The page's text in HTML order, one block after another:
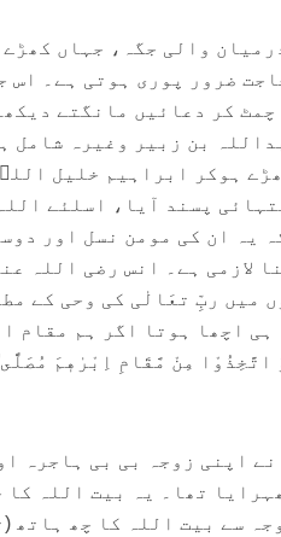
والی جگہ، جہاں
ضرور پوری ہوتی ہے۔ اس
کر دعائیں مانگتے
بن زبیر وغیرہ شامل
ہوکر ابراہیم خلیل
پسند آیا، اسلئے
یہ ان کی مومن نسل اور
لازمی ہے۔ انس رضی اللہ
میں ربِّ تعَالٰی کی وحی کے
ہی اچھا ہوتا اگر ہم مقام
مِنْ مَّقَامِ اِبْرٰهٖمَ
اپنی زوجہ بی بی ہاجرہ
تھا۔ یہ بیت اللہ کا
سے بیت اللہ کا چھ ہاتھ